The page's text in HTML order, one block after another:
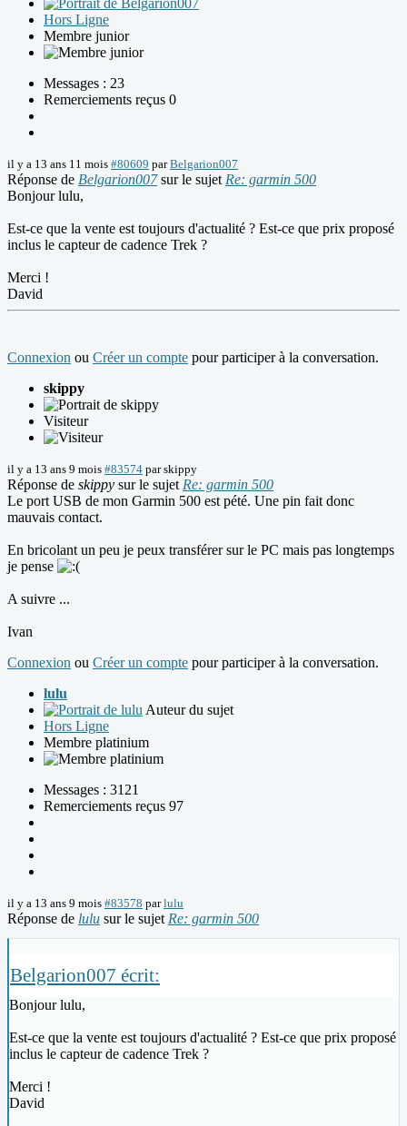
Hors Ligne
Membre junior
Messages : 23
Remerciements reçus 0
il y a 13 ans 11 mois #80609 parBelgarion007
Réponse de Belgarion007sur le sujet Re: garmin 500
Bonjour lulu,
Est-ce que la vente est toujours d'actualité ? Est-ce que prix proposé
inclus le capteur de cadence Trek ?
Merci !
David
Connexion ou Créer un compte pour participer à la conversation.
skippy
Visiteur
il y a 13 ans 9 mois #83574 parskippy
Réponse de skippy sur le sujet Re: garmin 500
Le port USB de mon Garmin 500 est pété. Une pin fait donc
mauvais contact.
En bricolant un peu je peux transférer sur le PC mais pas longtemps
je pense
A suivre ...
Ivan
Connexion ou Créer un compte pour participer à la conversation.
lulu
Auteur du sujet
Hors Ligne
Membre platinium
Messages : 3121
Remerciements reçus 97
il y a 13 ans 9 mois #83578 parlulu
Réponse de lulu sur le sujet Re: garmin 500
Belgarion007 écrit:
Bonjour lulu,
Est-ce que la vente est toujours d'actualité ? Est-ce que prix proposé
inclus le capteur de cadence Trek ?
Merci !
David